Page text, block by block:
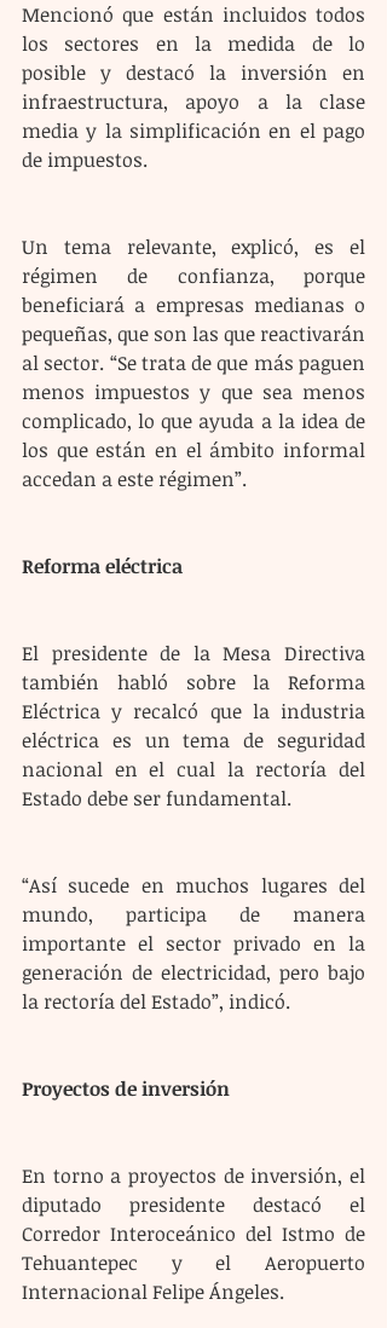
Mencionó que están incluidos todos
los sectores en la medida de lo
posible y destacó la inversión en
infraestructura, apoyo a la clase
media y la simplificación en el pago
de impuestos.
Un tema relevante, explicó, es el
régimen de confianza, porque
beneficiará a empresas medianas o
pequeñas, que son las que reactivarán
al sector. “Se trata de que más paguen
menos impuestos y que sea menos
complicado, lo que ayuda a la idea de
los que están en el ámbito informal
accedan a este régimen”.
Reforma eléctrica
El presidente de la Mesa Directiva
también habló sobre la Reforma
Eléctrica y recalcó que la industria
eléctrica es un tema de seguridad
nacional en el cual la rectoría del
Estado debe ser fundamental.
“Así sucede en muchos lugares del
mundo, participa de manera
importante el sector privado en la
generación de electricidad, pero bajo
la rectoría del Estado”, indicó.
Proyectos de inversión
En torno a proyectos de inversión, el
diputado presidente destacó el
Corredor Interoceánico del Istmo de
Tehuantepec y el Aeropuerto
Internacional Felipe Ángeles.